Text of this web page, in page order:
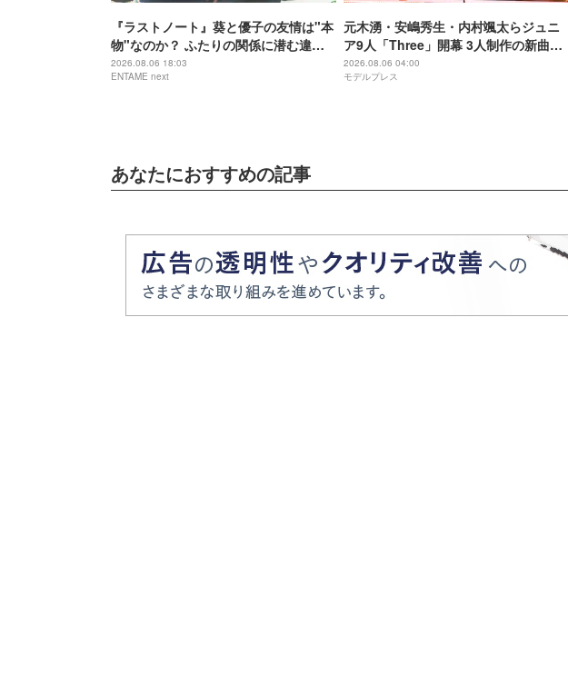
『ラストノート』葵と優子の友情は"本
物"なのか？ ふたりの関係に潜む違和
感の正体
2026.08.06 18:03
ENTAME next
元木湧・安嶋秀生・内村颯太らジュニ
ア9人「Three」開幕 3人制作の新曲＆
手描きセットに込めた想い「もっと前
に進んで夢を掴みたい」【ゲネプロレ
2026.08.06 04:00
モデルプレス
あなたにおすすめの記事